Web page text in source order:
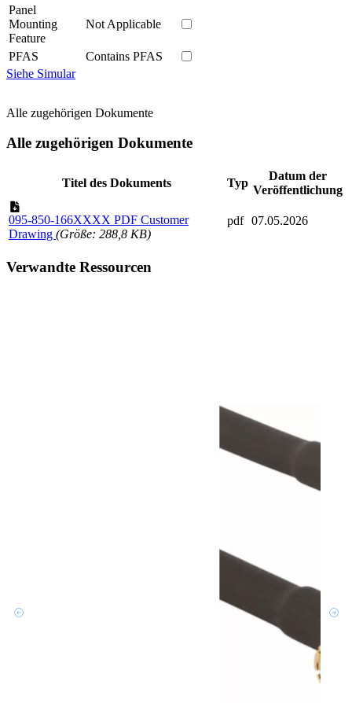
Panel
Mounting
Feature
Not Applicable
PFAS
Contains PFAS
Siehe Simular
Alle zugehörigen Dokumente
Alle zugehörigen Dokumente
Titel des Dokuments Typ
Datum der
Veröffentlichung
095-850-166XXXX PDF Customer
Drawing (Größe: 288,8 KB)
pdf 07.05.2026
Verwandte Ressourcen